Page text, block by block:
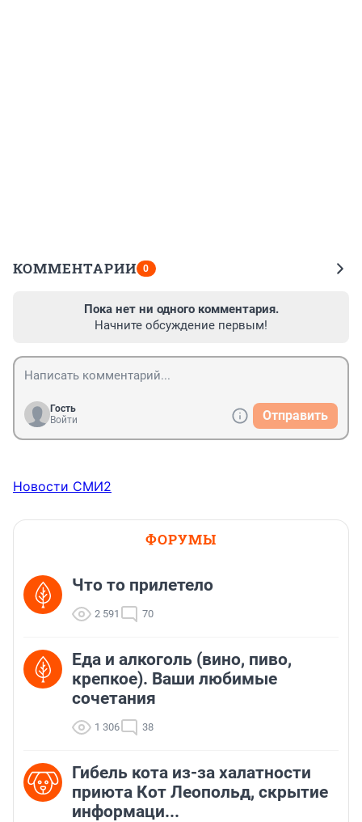
КОММЕНТАРИИ 0
Пока нет ни одного комментария.
Начните обсуждение первым!
Гость
Войти
Отправить
Новости СМИ2
ФОРУМЫ
Что то прилетело
2 591 70
Еда и алкоголь (вино, пиво,
крепкое). Ваши любимые
сочетания
1 306 38
Гибель кота из-за халатности
приюта Кот Леопольд, скрытиe
информаци...